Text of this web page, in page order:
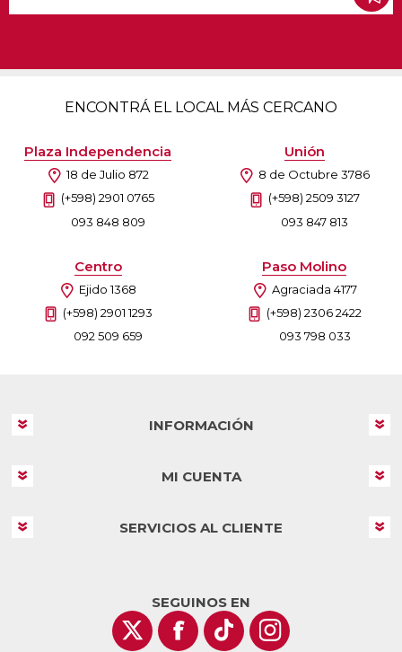
ENCONTRÁ EL LOCAL MÁS CERCANO
Plaza Independencia
18 de Julio 872
(+598) 2901 0765
093 848 809
Unión
8 de Octubre 3786
(+598) 2509 3127
093 847 813
Centro
Ejido 1368
(+598) 2901 1293
092 509 659
Paso Molino
Agraciada 4177
(+598) 2306 2422
093 798 033
INFORMACIÓN
MI CUENTA
SERVICIOS AL CLIENTE
SEGUINOS EN